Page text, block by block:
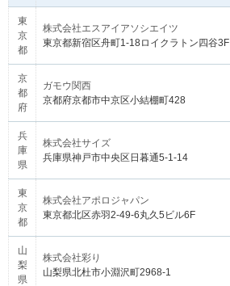
東
京
都
株式会社エスアイアソシエイツ
東京都新宿区舟町1-18ロイクラトン四谷3F
京
都
府
ガモウ関西
京都府京都市中京区小結棚町428
兵
庫
県
株式会社サイズ
兵庫県神戸市中央区日暮通5-1-14
東
京
都
株式会社アポロジャパン
東京都北区赤羽2-49-6丸久5ビル6F
山
梨
県
株式会社彩り
山梨県北杜市小淵沢町2968-1